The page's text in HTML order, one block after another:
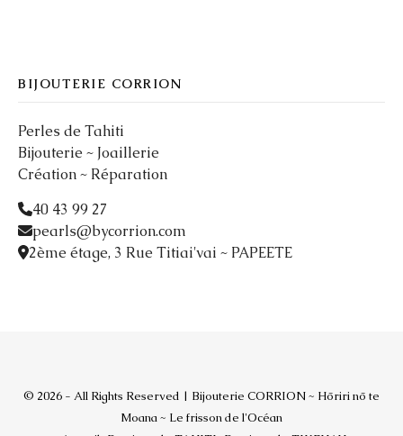
BIJOUTERIE CORRION
Perles de Tahiti
Bijouterie ~ Joaillerie
Création ~ Réparation
40 43 99 27
pearls@bycorrion.com
2ème étage, 3 Rue Titiai'vai ~ PAPEETE
© 2026 - All Rights Reserved | Bijouterie CORRION ~ Hōriri nō te
Moana ~ Le frisson de l'Océan